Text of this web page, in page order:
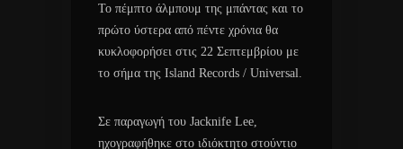
Το πέμπτο άλμπουμ της μπάντας και το
πρώτο ύστερα από πέντε χρόνια θα
κυκλοφορήσει στις 22 Σεπτεμβρίου με
το σήμα της Island Records / Universal.
Σε παραγωγή του Jacknife Lee,
ηχογραφήθηκε στο ιδιόκτητο στούντιο